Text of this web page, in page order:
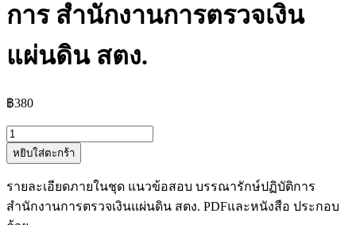
การ สำนักงานการตรวจเงิน
แผ่นดิน สตง.
฿380
จำนวน
แนว
บรรณารักษ์
ปฏิบัติ
หยิบใส่ตะกร้า
รายละเอียดภายในชุด แนวข้อสอบ บรรณารักษ์ปฏิบัติการ
สำนักงานการตรวจเงินแผ่นดิน สตง. PDFและหนังสือ ประกอบ